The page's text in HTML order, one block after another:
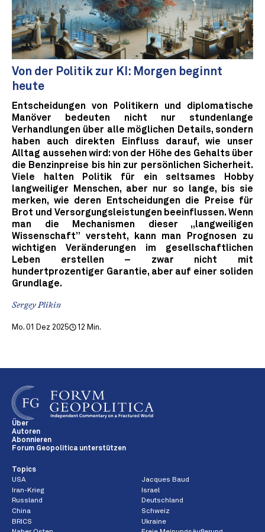
Von der Politik zur KI: Morgen beginnt
heute
Entscheidungen von Politikern und diplomatische
Manöver bedeuten nicht nur stundenlange
Verhandlungen über alle möglichen Details, sondern
haben auch direkten Einfluss darauf, wie unser
Alltag aussehen wird: von der Höhe des Gehalts über
die Benzinpreise bis hin zur persönlichen Sicherheit.
Viele halten Politik für ein seltsames Hobby
langweiliger Menschen, aber nur so lange, bis sie
merken, wie deren Entscheidungen die Preise für
Brot und Versorgungsleistungen beeinflussen. Wenn
man die Mechanismen dieser „langweiligen
Wissenschaft” versteht, kann man Prognosen zu
wichtigen Veränderungen im gesellschaftlichen
Leben erstellen – zwar nicht mit
hundertprozentiger Garantie, aber auf einer soliden
Grundlage.
Sergey Plikin
Mo. 01 Dez 2025 12 Min.
Über
Autoren
Abonnieren
Forum Geopolitica unterstützen
Topics
USA
Jacques Baud
Iran-Krieg
Israel
Russland
Deutschland
China
Schweiz
BRICS
Ukraine